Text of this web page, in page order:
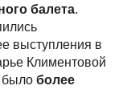
балета.
выступления в
Климентовой
было более